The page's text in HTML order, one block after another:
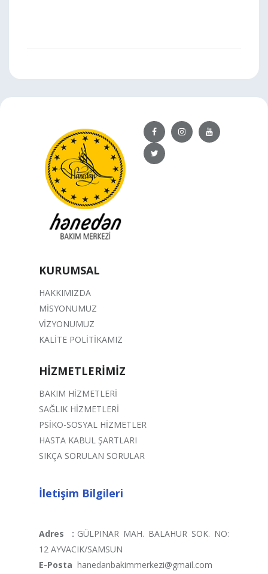
KURUMSAL
HAKKIMIZDA
MİSYONUMUZ
VİZYONUMUZ
KALİTE POLİTİKAMIZ
HİZMETLERİMİZ
BAKIM HİZMETLERİ
SAĞLIK HİZMETLERİ
PSİKO-SOSYAL HİZMETLER
HASTA KABUL ŞARTLARI
SIKÇA SORULAN SORULAR
İletişim Bilgileri
Adres : GÜLPINAR MAH. BALAHUR SOK. NO:
12 AYVACIK/SAMSUN
E-Posta hanedanbakimmerkezi@gmail.com